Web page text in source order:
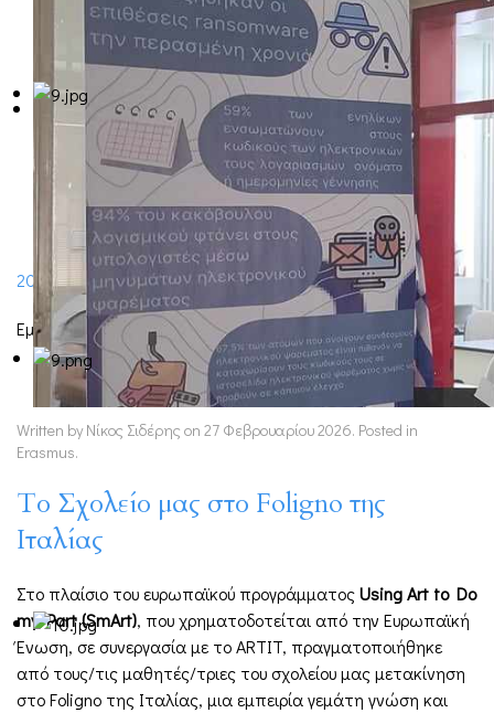
2025-2026,erasmus
Εμφανίσεις: 851
Written by Νίκος Σιδέρης on 27 Φεβρουαρίου 2026. Posted in
Erasmus.
Το Σχολείο μας στο Foligno της
Ιταλίας
Στο πλαίσιο του ευρωπαϊκού προγράμματοςUsingArt to Do
my Part(SmArt), που χρηματοδοτείται από την Ευρωπαϊκή
Ένωση, σε συνεργασία με το ARTIT, πραγματοποιήθηκε
από τους/τις μαθητές/τριες του σχολείου μας μετακίνηση
στο Foligno της Ιταλίας, μια εμπειρία γεμάτη γνώση και